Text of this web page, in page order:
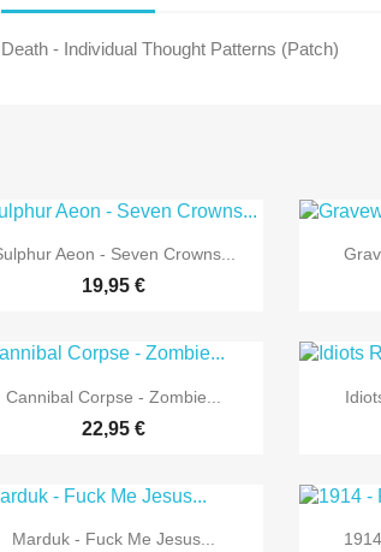
Death - Individual Thought Patterns (Patch)
 Vorschau
Aeon - Seven Crowns...
19,95 €
 Vorschau
Cannibal Corpse - Zombie...
22,95 €
 Vorschau
Marduk - Fuck Me Jesus...